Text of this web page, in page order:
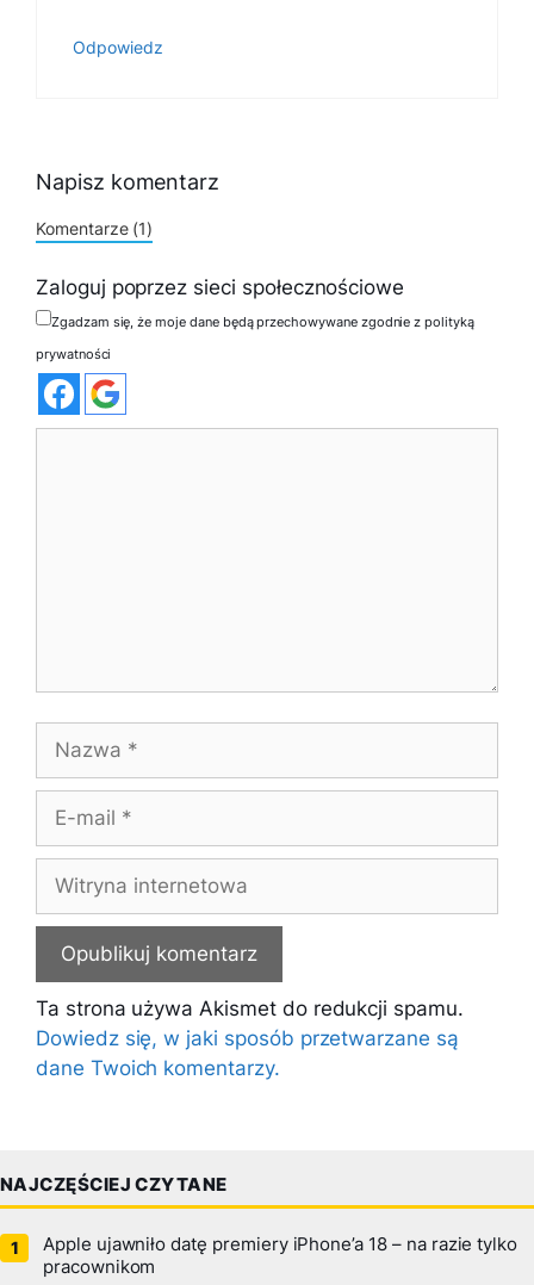
Odpowiedz
Napisz komentarz
Komentarze (1)
Zaloguj poprzez sieci społecznościowe
Zgadzam się, że moje dane będą przechowywane zgodnie z polityką
prywatności
Nazwa
Witryna
internetowa
Ta strona używa Akismet do redukcji spamu.
Dowiedz się, w jaki sposób przetwarzane są
dane Twoich komentarzy.
NAJCZĘŚCIEJ CZYTANE
Apple ujawniło datę premiery iPhone’a 18 – na razie tylko
pracownikom